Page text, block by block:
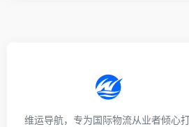
维运导航，专为国际物流从业者倾心